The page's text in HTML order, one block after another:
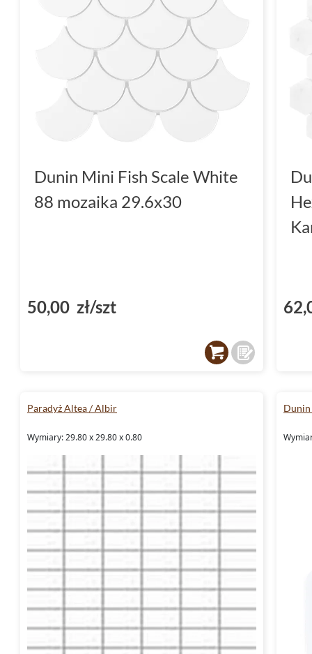
Dunin Mini Fish Scale White
88 mozaika 29.6x30
50,00 zł/szt
Paradyż Altea / Albir
Wymiary: 29.80 x 29.80 x 0.80